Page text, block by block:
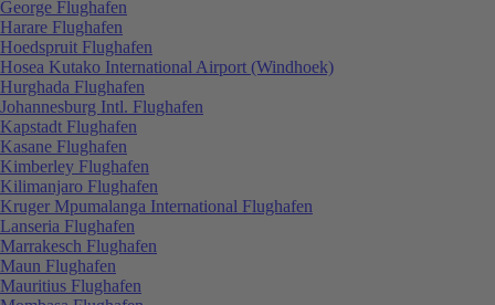
George Flughafen
Harare Flughafen
Hoedspruit Flughafen
Hosea Kutako International Airport (Windhoek)
Hurghada Flughafen
Johannesburg Intl. Flughafen
Kapstadt Flughafen
Kasane Flughafen
Kimberley Flughafen
Kilimanjaro Flughafen
Kruger Mpumalanga International Flughafen
Lanseria Flughafen
Marrakesch Flughafen
Maun Flughafen
Mauritius Flughafen